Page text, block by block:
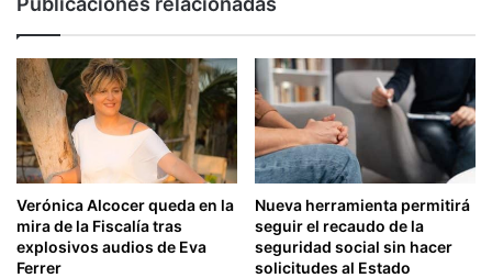
Verónica Alcocer queda en la
mira de la Fiscalía tras
explosivos audios de Eva
Ferrer
Nueva herramienta permitirá
seguir el recaudo de la
seguridad social sin hacer
solicitudes al Estado